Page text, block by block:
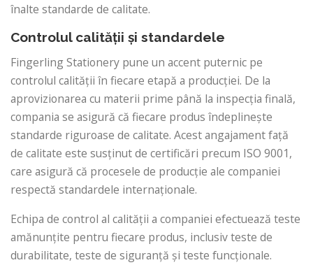
înalte standarde de calitate.
Controlul calității și standardele
Fingerling Stationery pune un accent puternic pe
controlul calității în fiecare etapă a producției. De la
aprovizionarea cu materii prime până la inspecția finală,
compania se asigură că fiecare produs îndeplinește
standarde riguroase de calitate. Acest angajament față
de calitate este susținut de certificări precum ISO 9001,
care asigură că procesele de producție ale companiei
respectă standardele internaționale.
Echipa de control al calității a companiei efectuează teste
amănunțite pentru fiecare produs, inclusiv teste de
durabilitate, teste de siguranță și teste funcționale.